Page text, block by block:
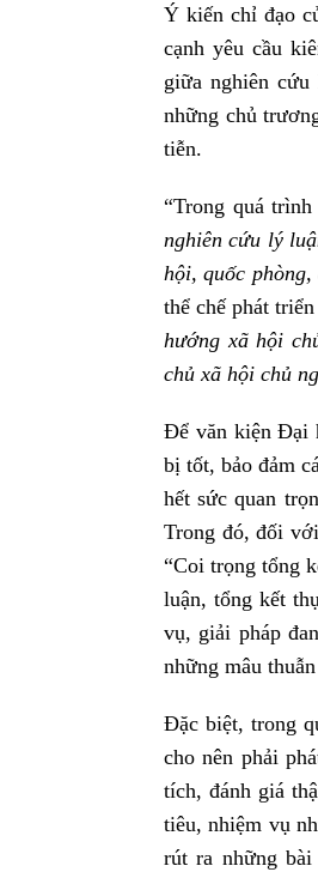
Ý kiến chỉ đạo
cạnh yêu cầu
giữa nghiên
những chủ
tiễn.
“Trong quá
nghiên cứu lý
hội, quốc
thể chế phát
hướng xã hội
chủ xã hội chủ
Để văn kiện Đại
bị tốt, bảo đảm
hết sức quan
Trong đó, đối
“Coi trọng tổng
luận, tổng kết
vụ, giải pháp
những mâu
Đặc biệt, trong
cho nên phải
tích, đánh giá
tiêu, nhiệm vụ
rút ra những